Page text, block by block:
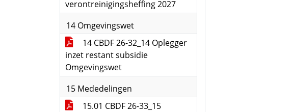
verontreinigingsheffing 2027
14 Omgevingswet
14 CBDF 26-32_14 Oplegger
inzet restant subsidie
Omgevingswet
15 Mededelingen
15.01 CBDF 26-33_15